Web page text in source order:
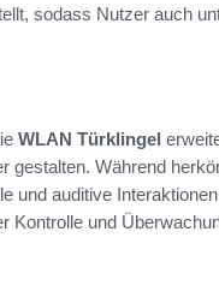
sodass Nutzer auch
WLAN Türklingel
gestalten. Während
und auditive
Kontrolle und